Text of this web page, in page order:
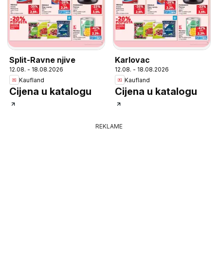
Split-Ravne njive
12.08. - 18.08.2026
Kaufland
Cijena u katalogu
Karlovac
12.08. - 18.08.2026
Kaufland
Cijena u katalogu
REKLAME